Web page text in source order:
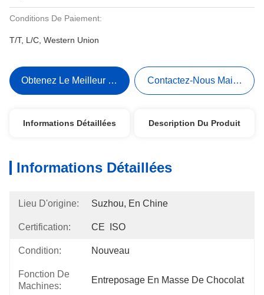
Conditions De Paiement:
T/T, L/C, Western Union
Obtenez Le Meilleur Prix Contactez-Nous Maintenant
Informations Détaillées Description Du Produit
Informations Détaillées
Lieu D'origine: Suzhou, En Chine
Certification: CE  ISO
Condition: Nouveau
Fonction De
Machines:
Entreposage En Masse De Chocolat